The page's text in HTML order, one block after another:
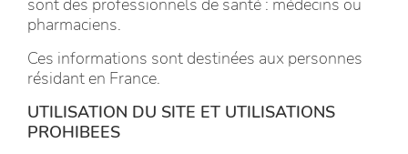
sont des professionnels de santé : médecins ou
pharmaciens.
Ces informations sont destinées aux personnes
résidant en France.
UTILISATION DU SITE ET UTILISATIONS
PROHIBEES